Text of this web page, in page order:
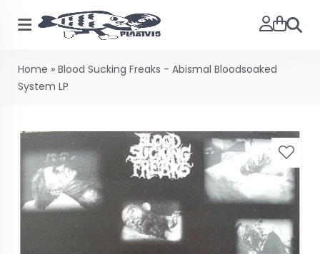
Search
Home » Blood Sucking Freaks - Abismal Bloodsoaked
System LP